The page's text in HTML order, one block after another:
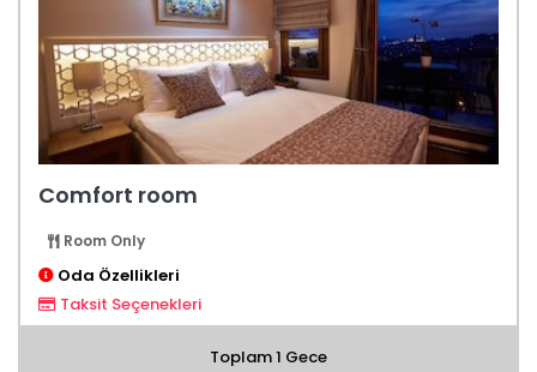
Comfort room
Room Only
Oda Özellikleri
Taksit Seçenekleri
Toplam 1 Gece